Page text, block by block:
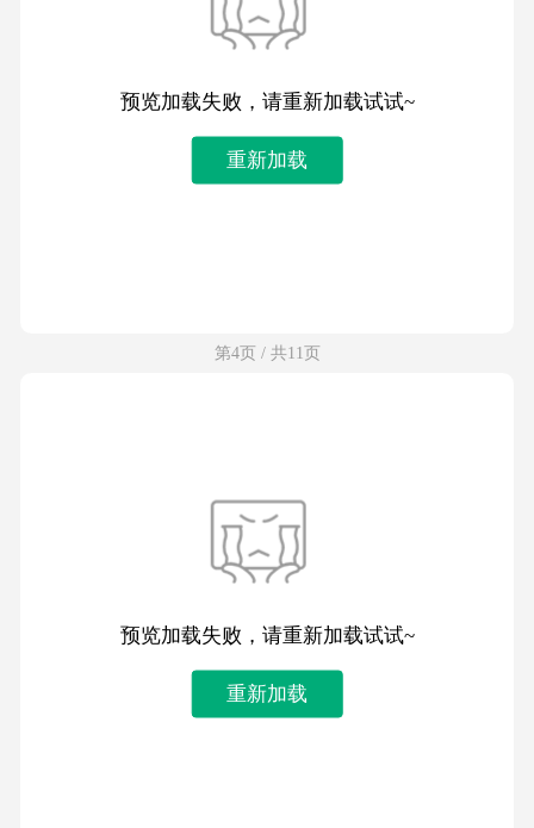
预览加载失败，请重新加载试试~
重新加载
第4页 / 共11页
预览加载失败，请重新加载试试~
重新加载